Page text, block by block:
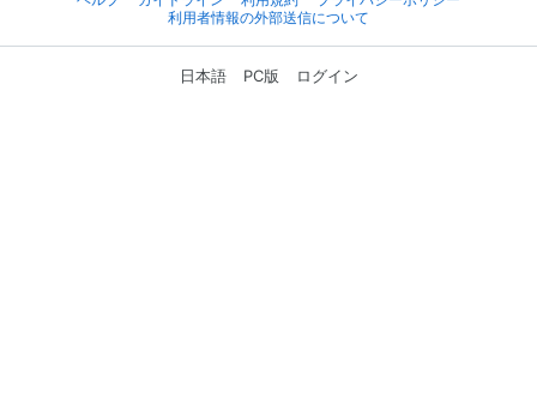
利用者情報の外部送信について
日本語 PC版 ログイン